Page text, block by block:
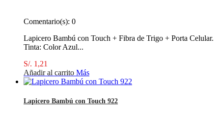
Comentario(s): 0
Lapicero Bambú con Touch + Fibra de Trigo + Porta Celular.
Tinta: Color Azul...
S/. 1,21
Añadir al carrito Más
Lapicero Bambú con Touch 922